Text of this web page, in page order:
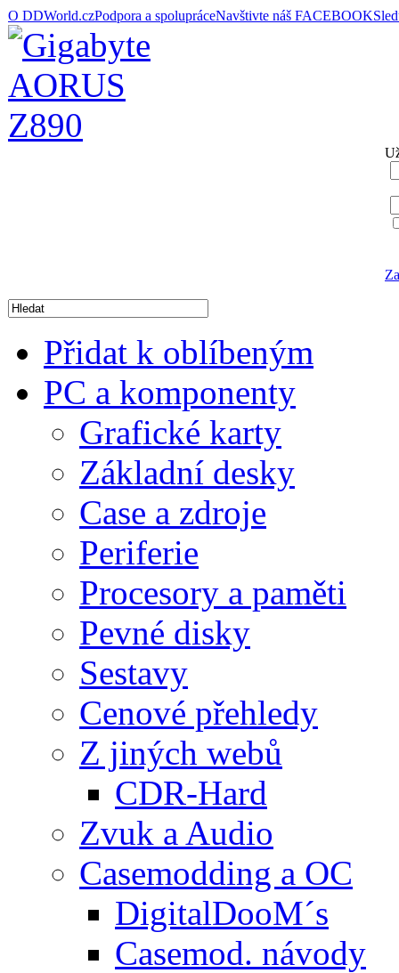
O DDWorld.czPodpora a spolupráceNavštivte náš FACEBOOK
Přidat k oblíbeným
PC a komponenty
Grafické karty
Základní desky
Case a zdroje
Periferie
Procesory a paměti
Pevné disky
Sestavy
Cenové přehledy
Z jiných webů
CDR-Hard
Zvuk a Audio
Casemodding a OC
DigitalDooM´s
Casemod. návody